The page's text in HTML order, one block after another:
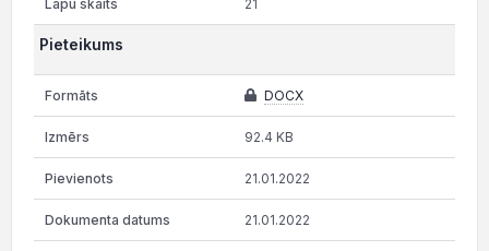
21
Pieteikums
DOCX
92.4 KB
21.01.2022
21.01.2022